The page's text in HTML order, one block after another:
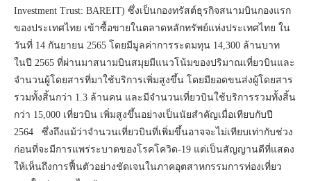
Investment Trust: BAREIT) ซึ่งเป็นกองทรัสต์ธุรกิจสนามบินกองแรก
ของประเทศไทย เข้าซื้อขายในตลาดหลักทรัพย์แห่งประเทศไทย ใน
วันที่ 14 กันยายน 2565 โดยมีมูลค่าการระดมทุน 14,300 ล้านบาท
ในปี 2565 ที่ผ่านมาสนามบินสมุยมีแนวโน้มของปริมาณเที่ยวบินและ
จำนวนผู้โดยสารที่มาใช้บริการเพิ่มสูงขึ้น โดยมียอดขนส่งผู้โดยสาร
รวมทั้งสิ้นกว่า 1.3 ล้านคน และมีจำนวนเที่ยวบินใช้บริการรวมทั้งสิ้น
กว่า 15,000 เที่ยวบิน เพิ่มสูงขึ้นอย่างเป็นนัยสำคัญเมื่อเทียบกับปี
2564 ซึ่งถึงแม้ว่าจำนวนเที่ยวบินที่เพิ่มขึ้นอาจจะไม่เทียบเท่ากับช่วง
ก่อนที่จะมีการแพร่ระบาดของโรคโควิด-19 แต่เป็นสัญญานดีที่แสดง
ให้เห็นถึงการฟื้นตัวอย่างชัดเจนในภาคอุตสาหกรรมการท่องเที่ยว